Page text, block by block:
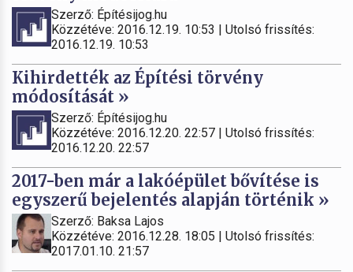
Szerző: Építésijog.hu
Közzétéve: 2016.12.19. 10:53 | Utolsó frissítés:
2016.12.19. 10:53
Kihirdették az Építési törvény
módosítását »
Szerző: Építésijog.hu
Közzétéve: 2016.12.20. 22:57 | Utolsó frissítés:
2016.12.20. 22:57
2017-ben már a lakóépület bővítése is
egyszerű bejelentés alapján történik »
Szerző: Baksa Lajos
Közzétéve: 2016.12.28. 18:05 | Utolsó frissítés:
2017.01.10. 21:57